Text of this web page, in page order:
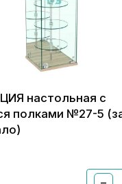
настольная с
полками №27-5